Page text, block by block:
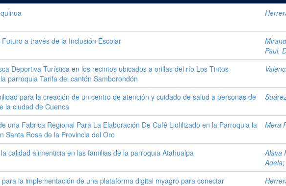
a través de la Inclusión Escolar
Paul,
Deportiva Turística en los recintos ubicados a orillas del río Los Tintos
parroquia Tarifa del cantón Samborondón
para la creación de un centro de atención y cuidado de salud a personas de
la ciudad de Cuenca
una Fabrica Regional Para La Elaboración De Café Liofilizado en la Parroquia la
Santa Rosa de la Provincia del Oro
Mera
calidad alimenticia en las familias de la parroquia Atahualpa Alava
Adela;
la implementación de una plataforma digital myagro para conectar